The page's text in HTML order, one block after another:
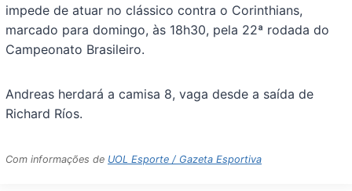
impede de atuar no clássico contra o Corinthians,
marcado para domingo, às 18h30, pela 22ª rodada do
Campeonato Brasileiro.
Andreas herdará a camisa 8, vaga desde a saída de
Richard Ríos.
Com informações de UOL Esporte / Gazeta Esportiva